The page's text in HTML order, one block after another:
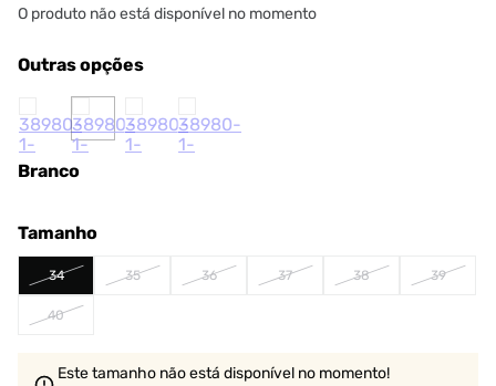
O produto não está disponível no momento
Outras opções
Branco
Tamanho
34 35 36 37 38 39
40
Este tamanho não está disponível no momento!